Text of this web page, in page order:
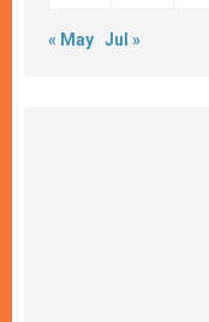
« May Jul »